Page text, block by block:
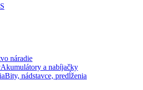
náradie
Akumulátory a nabíjačky
Bity, nádstavce, predĺženia